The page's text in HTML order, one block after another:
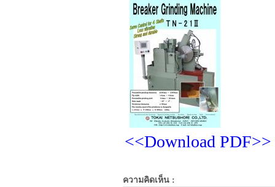
<<Download PDF>>
ความคิดเห็น :